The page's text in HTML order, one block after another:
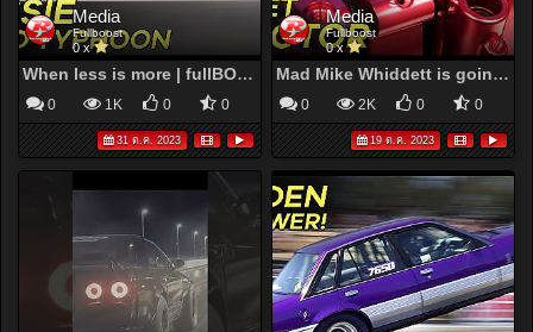
Media
Fullboost
0 x
When less is more | fullBOOST
0 1K 0 0
31 ต.ค. 2023
Media
Fullboost
0 x
Mad Mike Whiddett is going billet rotary with Billetpro
0 2K 0 0
19 ต.ค. 2023